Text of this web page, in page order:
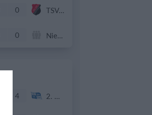
0 TSV Stettfeld U11
0 Niefern, Ellmendingen, Buckenberg, Buchenbronn
4 2. Herren